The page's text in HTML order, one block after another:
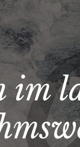
im